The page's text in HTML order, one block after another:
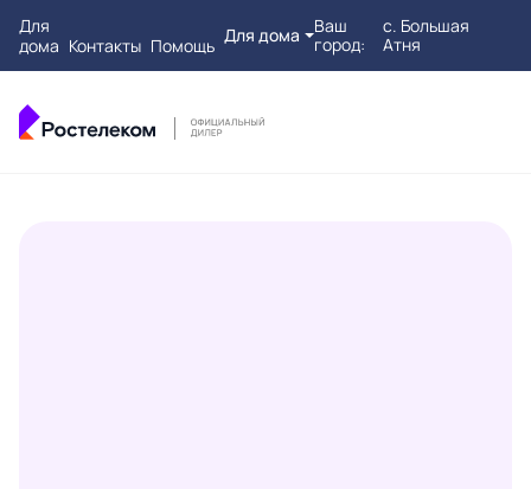
Для
дома Контакты Помощь Для дома
Ваш
город:
с. Большая
Атня